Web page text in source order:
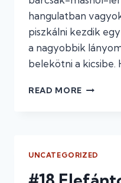
hangulatban
piszkálni kezdik
a nagyobbik
belekötni a kicsibe.
READ MORE #19
UNCATEGORIZED